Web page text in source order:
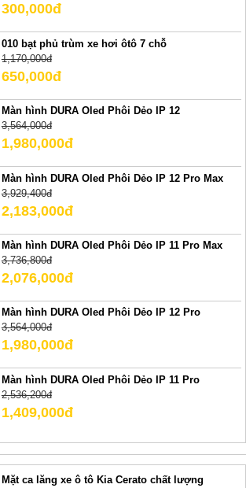
300,000đ
010 bạt phủ trùm xe hơi ôtô 7 chỗ
1,170,000đ
650,000đ
Màn hình DURA Oled Phôi Dẻo IP 12
3,564,000đ
1,980,000đ
Màn hình DURA Oled Phôi Dẻo IP 12 Pro Max
3,929,400đ
2,183,000đ
Màn hình DURA Oled Phôi Dẻo IP 11 Pro Max
3,736,800đ
2,076,000đ
Màn hình DURA Oled Phôi Dẻo IP 12 Pro
3,564,000đ
1,980,000đ
Màn hình DURA Oled Phôi Dẻo IP 11 Pro
2,536,200đ
1,409,000đ
Mặt ca lăng xe ô tô Kia Cerato chất lượng